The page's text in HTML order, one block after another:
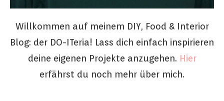
Willkommen auf meinem DIY, Food & Interior
Blog: der DO-ITeria! Lass dich einfach inspirieren
deine eigenen Projekte anzugehen. Hier
erfährst du noch mehr über mich.